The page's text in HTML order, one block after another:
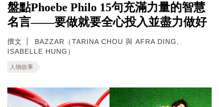
盤點Phoebe Philo 15句充滿力量的智慧
名言——要做就要全心投入並盡力做好
撰文
BAZZAR（TARINA CHOU 與 AFRA DING,
ISABELLE HUNG）
人物故事